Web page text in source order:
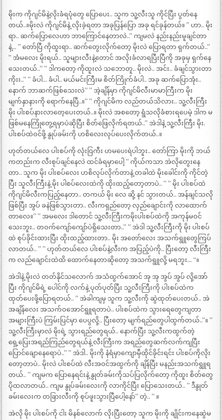
မိုးက ကိုဂျင်မိနဲ့လိုးခံရပုံတွေ ပြောပေး.. သူက သူ့လီးသူ ကိုင်ပြီး ပွတ်နေ
တယ်..။မိုးလဲ ကိုဂျင်မိနဲ့ လိုးခဲ့ရတာ အခုပြန်ပြော အခု ရင်ခုန်တယ်။ ” ဟာ.. မိုး
ရာ.. ဆက်ပြောလေဟာ ဘာကြောင်နေတာလဲ..” ကျမလဲ နည်းနည်းမူချင်တာ
နဲ့… ” တော်ပြီ ကိုထူးရာ.. ဆက်တွေးလိုက်တော့ မိုးလဲ ပြောရတာ ရှက်တယ်..”
” အံမလေး မိုးရယ်.. သူများလီးနဲ့တောင် အလိုးခံလာရပြီးပြီကို အခုမှ ရှက်နေ
သေးတယ်..” ” ဒါကတော့ ကိုထူးလဲ သဘောတူ.. မိုးလဲ.. အင်း.. ခံချင်သွားတာ
ကိုးး..” ” ခံပါ… ခံပါ.. မယ်မင်းကြီးမ စိတ်ကြိုက်ခံပါ.. အခု ဆက်ပြောအုံး..
နောက် ဘာဆက်ဖြစ်သေးလဲ” ” အဲ့ချိန်မှာ ကိုဂျင်မိလီးမာမာကြီးက မိုး
မျက်နှာနားကို ရောက်နေပြီ..။” ” ကိုဂျင်မိက လည်တယ်သိလား.. သူ့လီးကြီး
မိုး ပါးစပ်နားလာတေ့ပေးတယ်..။ မိုးလဲ အစတော့ ရွံသလိုခံစားရပေမဲ့ ဒါက မ
ဖြစ်မနေကြုံတွေ့ရမှာပဲဆိုပြီး စိတ်ဖြေလိုက်ရတယ်..” အဲဒါနဲ့ သူ့လီးကြီး မိုး.
ပါးစပ်ထဲဝင်ဖို့ နွုပ်ခမ်းကို ဟစိလေးလုပ်ပေးလိုက်တယ်..။
ဟုတ်တယ်လေ ပါးစပ်ကို လုံးဝြကီး ဟမပေးရဲပါဘူး.. တော်ကြာ မိုးကို ဘယ်
ကတည်းက လီးစုပ်ချင်နေလဲ ထင်ခံရမှာပေါ့ ” ကိုယ်ကသာ အဲလိုတွေးနေ
တာ.. သူက မိုး ပါးစပ်လေး ဟစိလုပ်လိုက်တာနဲ့ တခါထဲ မိုးခေါင်းကို ကိုင်တဲ့
ပြီး သူလီးကြီးနဲ့ မိုး ပါစပ်လေးထဲကို ထိုးထည့်တော့တာပဲ.. ” ” မိုး ပါးစပ်ထဲ
ကိုဂျင်မိလီးကပြည့်နေတာ.. တကယ် မိုး လေ ဆို့ နင် သွားတယ်.. အန်ချင်သလို
ဖြစ်ပြီး အွပ် ခနဲဖြစ်သွားတာ.. လီးကရှည်တော့ လှည်ချောင်းကို လာထောက်
တာလေ။” ” အမလေး ဒါတောင် သူ့လီးကြီးကမိုးပါးစပ်ထဲကို အကုန်မဝင်
သေးဘူး.. တဝက်ကျော်ကျော်ပဲရှိသေးတာ..” ” အဲဒါ သူ့လီးကြီးကို မိုး ပါးစပ်
ထဲ စုပ်ခိုင်းထားပြီး ထိုးထည့်ထားတာ.. မိုး အတော်လေး အသက်ရွူတွေကြပ်
လာတယ်.. ” ” ဟုတ်တယ်လေ ပါးစပ်နဲ့လီးက အပြည့်ပဲကို.. ပြီးတော့ လီးကြီး
က လည်ချောင်းထဲထိ ထောက်နေတာဆိုတော့ အသက်ရွူလို့ မရဘူး… “။
အဲဒါနဲ့ မိုးလဲ တတ်နိုင်သလောက် အသံထွက်အောင် အု အု အွပ် အွပ် လို့အော်
ပြီး ကိုဂျင်မိရဲ့ ပေါင်ကို လက်နဲ့ ပုတ်ပုတ်ပြီး သူ့လီးကြီးကို ပါးစပ်ထဲက
ထုတ်ပေးဖို့ပြောရတယ်.. ” အဲခါကျမှ သူက သူ့လီးကို ဆွဲထုတ်ပေးတယ်.. အဲ
အချိန်လေး အသက်ဝအောင်ရွူရတာပဲ.. ပါးစပ်ထဲက သွားရေတွေကျတာ
အများကြီးပဲ ကြမ်းပြင်မှာ ပေပွလို့.. ပြီးတော့ မျက်ရည်တွေပါထွက်တယ်..”။ ”
သူ့လီးကြီးမှာလဲ မိုးရဲ့ သွားရည်တွေရယ်.. နောက်ပြီး သူ့လီးကထွက်တဲ့
ရှေ့ပြေးအရည်ကြည်တွေရယ်နဲ့ လီးကြီးက အရည်တွေဆက်လက်ကျပြီး
ပြောင်ချောနေရောပဲ..” ” အဲဒါ.. မိုးကို နံရံမှာကျောမှီထိုင်ခိုင်းရင်း ပါးစပ်ကိုလိုး
တော့တာပဲ.. မိုးလဲ ပါးစပ်ထဲ လီးအဝင်အထွက်ကို ချိန်ပြီး မနည်းအသက်ရွူရ
တယ်.. ” ကျမက ပြောနေရင်းနဲ့ နွုတ်ခမ်းကိုသပ်ပြလိုက်တော့ ကိုထူး စိတ်တွေ
ပိုထလာတယ်.. ကျမ နွုပ်ခမ်းလေးကို လာကိုင်ပြီး ပြောသေးတယ်.. ” ဒီနွုတ်
ခမ်းလေးက တခြားလီးကို စုပ်ဖူးသွားပြီပေါ့နော်” တဲ့.. ” ။
အဲလို မိုး ပါးစပ်ကို ငါး မိနစ်လောက် လိုးပြီးတော့ သူက မိုးကို ချိုင်းကနေဆွဲမ